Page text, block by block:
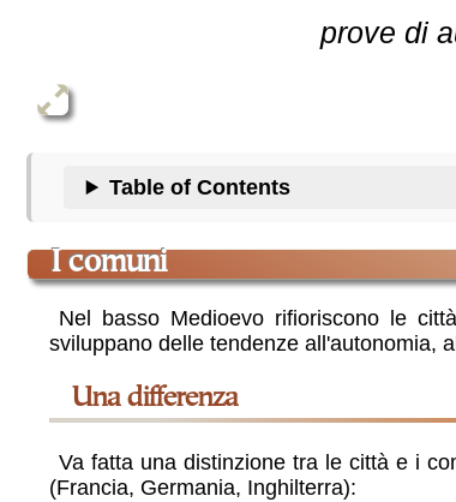
prove di
Table of Contents
i comuni
Nel basso Medioevo rifioriscono le
sviluppano delle tendenze all'autonomia,
una differenza
Va fatta una distinzione tra le città e i
(Francia, Germania, Inghilterra):